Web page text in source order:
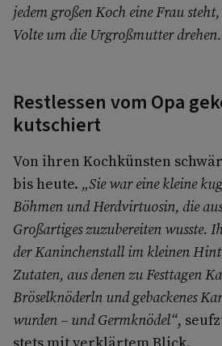
jedem großen Koch eine Frau
Volte um die Urgroßmutter drehen.
Restlessen vom Opa
kutschiert
Von ihren Kochkünsten
bis heute. „Sie war eine kleine
Böhmen und Herdvirtuosin, die
Großartiges zuzubereiten wusste.
der Kaninchenstall im kleinen
Zutaten, aus denen zu Festtagen
Bröselknöderln und gebackenes
wurden – und Germknödel“,